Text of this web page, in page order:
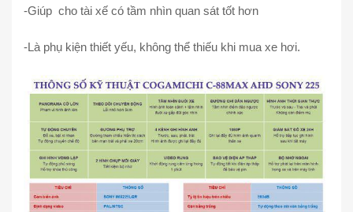
-Giúp cho tài xế có tầm nhìn quan sát tốt hơn
-Là phụ kiện thiết yếu, không thể thiếu khi mua xe hơi.